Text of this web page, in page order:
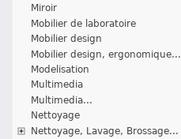
Miroir
Mobilier de laboratoire
Mobilier design
Mobilier design, ergonomique...
Modelisation
Multimedia
Multimedia...
Nettoyage
Nettoyage, Lavage, Brossage...